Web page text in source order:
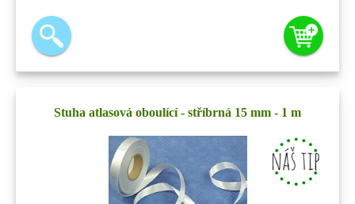
Stuha atlasová oboulící - stříbrná 15 mm - 1 m